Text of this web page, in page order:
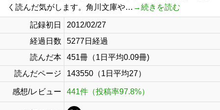
く読んだ気がします。角川文庫や… →続きを読む
記録初日
2012/02/27
経過日数
5277日経過
読んだ本
451冊（1日平均0.09冊)
読んだページ
143550（1日平均27）
感想/レビュー 441件（投稿率97.8%）